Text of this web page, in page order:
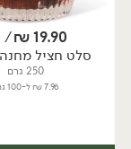
יח׳
19.90
₪
/
סלט חציל
250 גרם
7.96 ₪ ל-100 גרם